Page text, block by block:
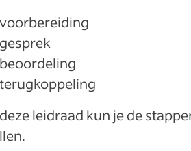
voorbereiding
gesprek
beoordeling
terugkoppeling
leidraad kun je de